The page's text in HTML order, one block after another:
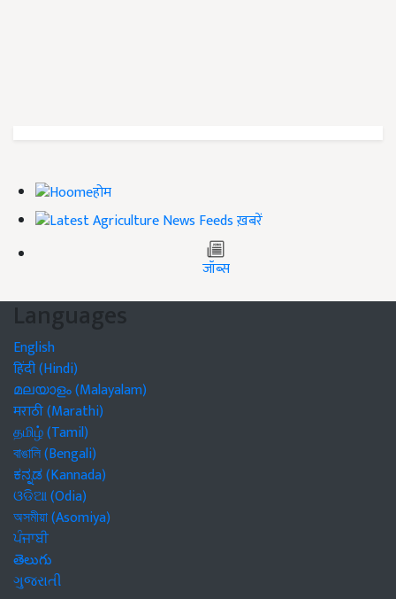
होम
ख़बरें
जॉब्स
Languages
English
हिंदी (Hindi)
മലയാളം (Malayalam)
मराठी (Marathi)
தமிழ் (Tamil)
বাঙালি (Bengali)
ಕನ್ನಡ (Kannada)
ଓଡିଆ (Odia)
অসমীয়া (Asomiya)
ਪੰਜਾਬੀ
తెలుగు
ગુજરાતી